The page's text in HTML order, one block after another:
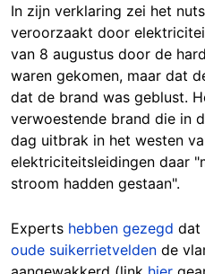
In zijn verklaring zei het
veroorzaakt door
van 8 augustus door de
waren gekomen, maar dat
dat de brand was geblust.
verwoestende brand die in
dag uitbrak in het westen
elektriciteitsleidingen daar
stroom hadden gestaan".
Experts hebben gezegd dat
oude suikerrietvelden de